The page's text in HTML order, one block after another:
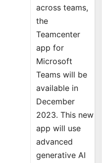
across teams,
the
Teamcenter
app for
Microsoft
Teams will be
available in
December
2023. This new
app will use
advanced
generative AI